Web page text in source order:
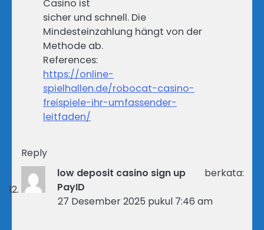
Casino ist
sicher und schnell. Die
Mindesteinzahlung hängt von der
Methode ab.
References:
https://online-
spielhallen.de/robocat-casino-
freispiele-ihr-umfassender-
leitfaden/
Reply
low deposit casino sign up
PayID
berkata:
27 Desember 2025 pukul 7:46 am